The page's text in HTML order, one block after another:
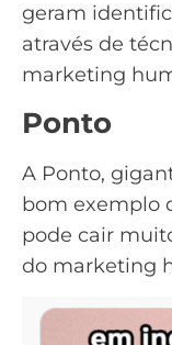
geram
através de
marketing
Ponto
A Ponto,
bom exemplo
pode cair
do marketing